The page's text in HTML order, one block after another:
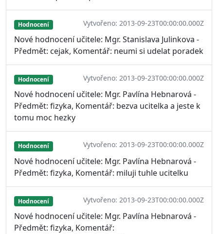
Hodnocení Vytvořeno: 2013-09-23T00:00:00.000Z
Nové hodnocení učitele: Mgr. Stanislava Julinkova -
Předmět: cejak, Komentář: neumi si udelat poradek
Hodnocení Vytvořeno: 2013-09-23T00:00:00.000Z
Nové hodnocení učitele: Mgr. Pavlína Hebnarová -
Předmět: fizyka, Komentář: bezva ucitelka a jeste k
tomu moc hezky
Hodnocení Vytvořeno: 2013-09-23T00:00:00.000Z
Nové hodnocení učitele: Mgr. Pavlína Hebnarová -
Předmět: fizyka, Komentář: miluji tuhle ucitelku
Hodnocení Vytvořeno: 2013-09-23T00:00:00.000Z
Nové hodnocení učitele: Mgr. Pavlína Hebnarová -
Předmět: fizyka, Komentář: